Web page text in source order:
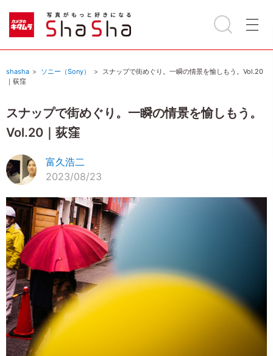
shasha ソニー（Sony）
スナップで街めぐり。一瞬の情景を愉しもう。Vol.20
｜荻窪
スナップで街めぐり。一瞬の情景を愉しもう。
Vol.20｜荻窪
富久浩二
2023/08/23